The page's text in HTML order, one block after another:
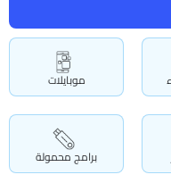
موبايلات
برامج محمولة